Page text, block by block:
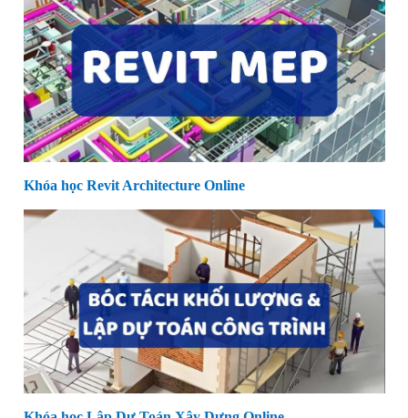
Khóa học Revit Architecture Online